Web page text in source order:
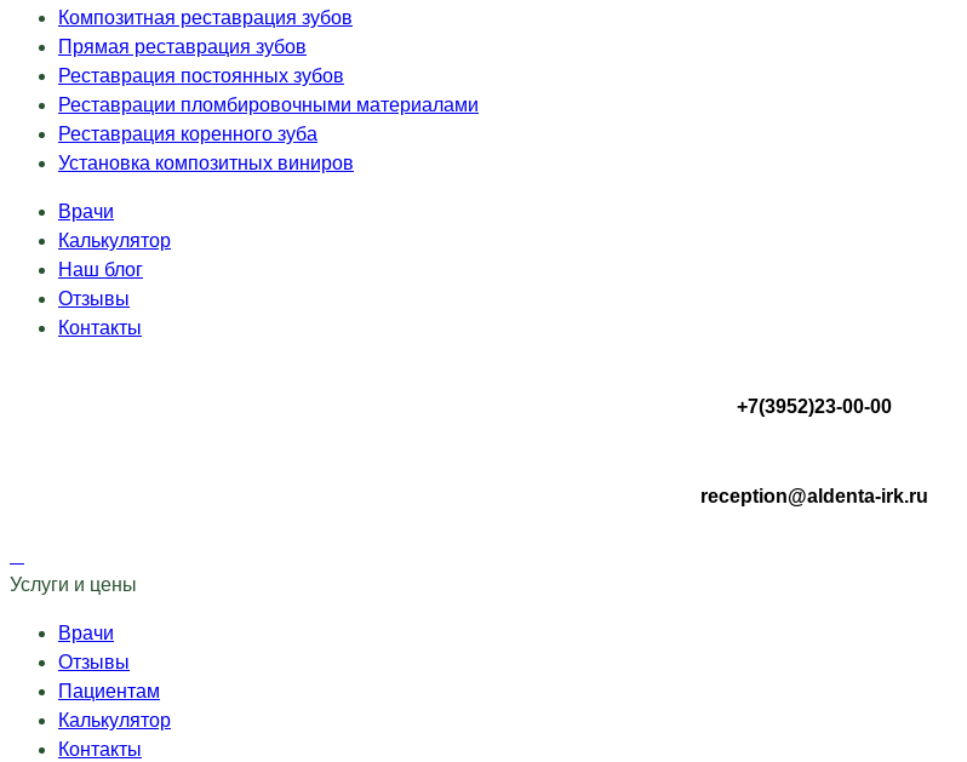
Композитная реставрация зубов
Прямая реставрация зубов
Реставрация постоянных зубов
Реставрации пломбировочными материалами
Реставрация коренного зуба
Установка композитных виниров
Врачи
Калькулятор
Наш блог
Отзывы
Контакты
+7(3952)23-00-00
reception@aldenta-irk.ru
Услуги и цены
Врачи
Отзывы
Пациентам
Калькулятор
Контакты